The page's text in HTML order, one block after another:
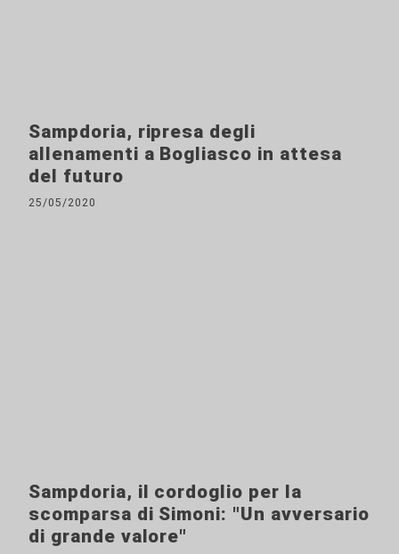
Sampdoria, ripresa degli
allenamenti a Bogliasco in attesa
del futuro
25/05/2020
Sampdoria, il cordoglio per la
scomparsa di Simoni: "Un avversario
di grande valore"